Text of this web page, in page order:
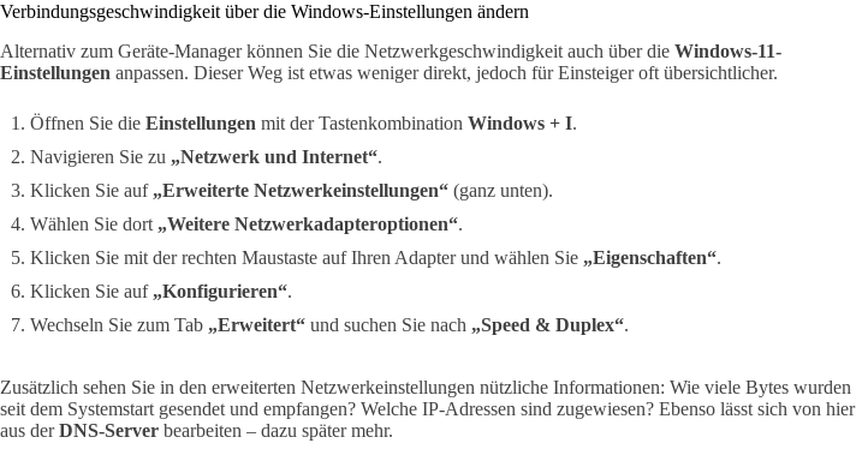
Verbindungsgeschwindigkeit über die Windows-Einstellungen ändern
Alternativ zum Geräte-Manager können Sie die Netzwerkgeschwindigkeit auch über die Windows-11-
Einstellungen anpassen. Dieser Weg ist etwas weniger direkt, jedoch für Einsteiger oft übersichtlicher.
Öffnen Sie die Einstellungen mit der Tastenkombination Windows + I.
Navigieren Sie zu „Netzwerk und Internet“.
Klicken Sie auf „Erweiterte Netzwerkeinstellungen“ (ganz unten).
Wählen Sie dort „Weitere Netzwerkadapteroptionen“.
Klicken Sie mit der rechten Maustaste auf Ihren Adapter und wählen Sie „Eigenschaften“.
Klicken Sie auf „Konfigurieren“.
Wechseln Sie zum Tab „Erweitert“ und suchen Sie nach „Speed & Duplex“.
Zusätzlich sehen Sie in den erweiterten Netzwerkeinstellungen nützliche Informationen: Wie viele Bytes wurden
seit dem Systemstart gesendet und empfangen? Welche IP-Adressen sind zugewiesen? Ebenso lässt sich von hier
aus derDNS-Server bearbeiten – dazu später mehr.